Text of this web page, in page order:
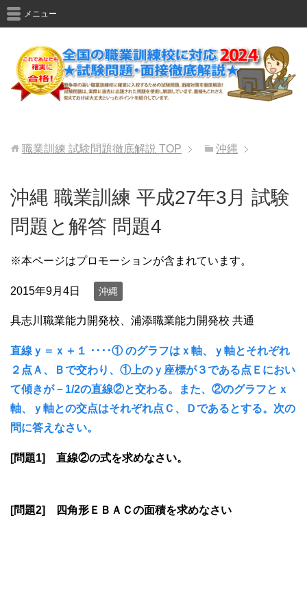
メニュー
職業訓練 試験問題徹底解説 TOP 沖縄
沖縄 職業訓練 平成27年3月 試験
問題と解答 問題4
※本ページはプロモーションが含まれています。
2015年9月4日 沖縄
具志川職業能力開発校、浦添職業能力開発校 共通
直線ｙ＝ｘ＋１ ････① のグラフはｘ軸、ｙ軸とそれぞれ
２点Ａ、Ｂで交わり、①上のｙ座標が３である点Ｅにおい
て傾きが－1/2の直線②と交わる。また、②のグラフとｘ
軸、ｙ軸との交点はそれぞれ点Ｃ、Ｄであるとする。次の
問に答えなさい。
[問題1] 直線②の式を求めなさい。
[問題2] 四角形ＥＢＡＣの面積を求めなさい